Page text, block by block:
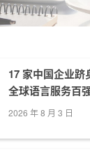
17 家中国企业
全球语言服务百
2026 年 8 月 3 日